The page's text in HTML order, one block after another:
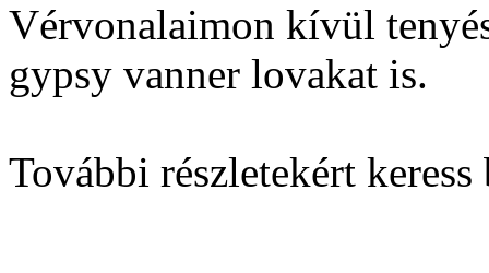
Vérvonalaimon kívül
gypsy vanner lovakat is.
További részletekért keress